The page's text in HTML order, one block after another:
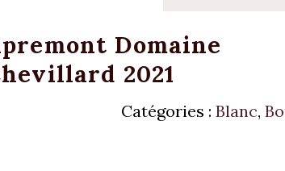
Domaine
2021
Catégories : Blanc,